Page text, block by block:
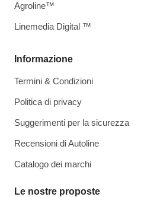
Informazione
Termini & Condizioni
Politica di privacy
Suggerimenti per la sicurezza
Recensioni di Autoline
Catalogo dei marchi
Le nostre proposte
Agroline™
Linemedia Digital ™